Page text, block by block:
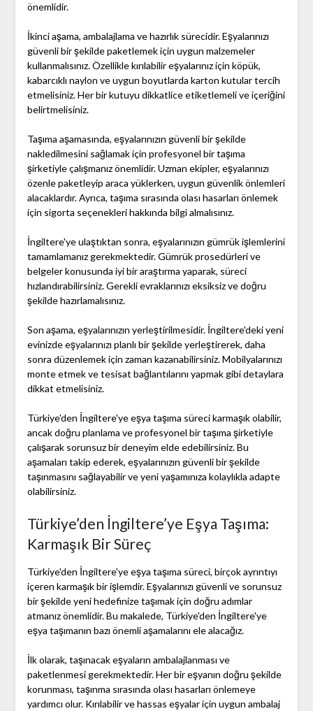
önemlidir.
İkinci aşama, ambalajlama ve hazırlık sürecidir. Eşyalarınızı
güvenli bir şekilde paketlemek için uygun malzemeler
kullanmalısınız. Özellikle kırılabilir eşyalarınız için köpük,
kabarcıklı naylon ve uygun boyutlarda karton kutular tercih
etmelisiniz. Her bir kutuyu dikkatlice etiketlemeli ve içeriğini
belirtmelisiniz.
Taşıma aşamasında, eşyalarınızın güvenli bir şekilde
nakledilmesini sağlamak için profesyonel bir taşıma
şirketiyle çalışmanız önemlidir. Uzman ekipler, eşyalarınızı
özenle paketleyip araca yüklerken, uygun güvenlik önlemleri
alacaklardır. Ayrıca, taşıma sırasında olası hasarları önlemek
için sigorta seçenekleri hakkında bilgi almalısınız.
İngiltere'ye ulaştıktan sonra, eşyalarınızın gümrük işlemlerini
tamamlamanız gerekmektedir. Gümrük prosedürleri ve
belgeler konusunda iyi bir araştırma yaparak, süreci
hızlandırabilirsiniz. Gerekli evraklarınızı eksiksiz ve doğru
şekilde hazırlamalısınız.
Son aşama, eşyalarınızın yerleştirilmesidir. İngiltere'deki yeni
evinizde eşyalarınızı planlı bir şekilde yerleştirerek, daha
sonra düzenlemek için zaman kazanabilirsiniz. Mobilyalarınızı
monte etmek ve tesisat bağlantılarını yapmak gibi detaylara
dikkat etmelisiniz.
Türkiye'den İngiltere'ye eşya taşıma süreci karmaşık olabilir,
ancak doğru planlama ve profesyonel bir taşıma şirketiyle
çalışarak sorunsuz bir deneyim elde edebilirsiniz. Bu
aşamaları takip ederek, eşyalarınızın güvenli bir şekilde
taşınmasını sağlayabilir ve yeni yaşamınıza kolaylıkla adapte
olabilirsiniz.
Türkiye’den İngiltere’ye Eşya Taşıma:
Karmaşık Bir Süreç
Türkiye'den İngiltere'ye eşya taşıma süreci, birçok ayrıntıyı
içeren karmaşık bir işlemdir. Eşyalarınızı güvenli ve sorunsuz
bir şekilde yeni hedefinize taşımak için doğru adımlar
atmanız önemlidir. Bu makalede, Türkiye'den İngiltere'ye
eşya taşımanın bazı önemli aşamalarını ele alacağız.
İlk olarak, taşınacak eşyaların ambalajlanması ve
paketlenmesi gerekmektedir. Her bir eşyanın doğru şekilde
korunması, taşınma sırasında olası hasarları önlemeye
yardımcı olur. Kırılabilir ve hassas eşyalar için uygun ambalaj